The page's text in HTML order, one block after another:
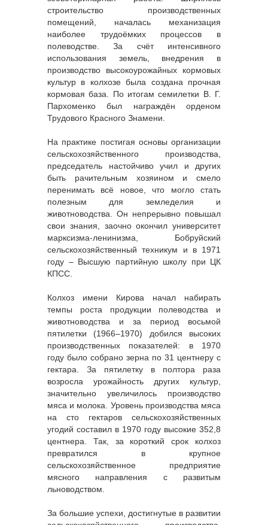
строительство производственных
помещений, началась механизация
наиболее трудоёмких процессов в
полеводстве. За счёт интенсивного
использования земель, внедрения в
производство высокоурожайных кормовых
культур в колхозе была создана прочная
кормовая база. По итогам семилетки В. Г.
Пархоменко был награждён орденом
Трудового Красного Знамени.
На практике постигая основы организации
сельскохозяйственного производства,
председатель настойчиво учил и других
быть рачительным хозяином и смело
перенимать всё новое, что могло стать
полезным для земледелия и
животноводства. Он непрерывно повышал
свои знания, заочно окончил университет
марксизма-ленинизма, Бобруйский
сельскохозяйственный техникум и в 1971
году – Высшую партийную школу при ЦК
КПСС.
Колхоз имени Кирова начал набирать
темпы роста продукции полеводства и
животноводства и за период восьмой
пятилетки (1966–1970) добился высоких
производственных показателей: в 1970
году было собрано зерна по 31 центнеру с
гектара. За пятилетку в полтора раза
возросла урожайность других культур,
значительно увеличилось производство
мяса и молока. Уровень производства мяса
на сто гектаров сельскохозяйственных
угодий составил в 1970 году высокие 352,8
центнера. Так, за короткий срок колхоз
превратился в крупное
сельскохозяйственное предприятие
мясного направления с развитым
льноводством.
За большие успехи, достигнутые в развитии